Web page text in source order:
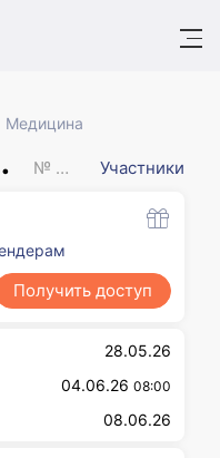
Медицина
№ XXXXXXX Участники
Получить доступ
28.05.26
04.06.26 08:00
08.06.26